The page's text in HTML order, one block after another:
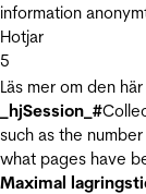
information
Hotjar
5
Läs mer om den
_hjSession_#
such as the
what pages have
Maximal